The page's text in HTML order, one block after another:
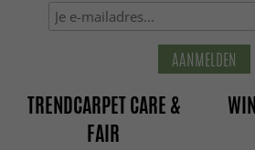
AANMELDEN
TRENDCARPET CARE &
FAIR